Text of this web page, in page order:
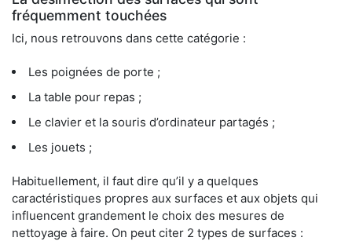
fréquemment touchées
Ici, nous retrouvons dans cette catégorie :
Les poignées de porte ;
La table pour repas ;
Le clavier et la souris d’ordinateur partagés ;
Les jouets ;
Habituellement, il faut dire qu’il y a quelques
caractéristiques propres aux surfaces et aux objets qui
influencent grandement le choix des mesures de
nettoyage à faire. On peut citer 2 types de surfaces :